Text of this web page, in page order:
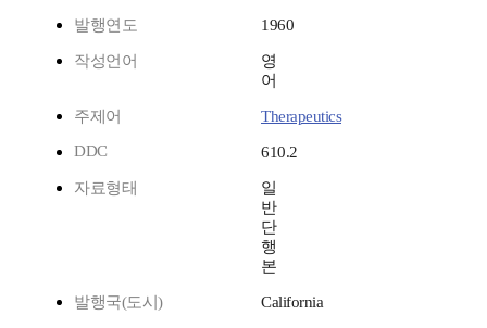
발행연도 1960
작성언어
영
어
주제어
Therapeutics
DDC
610.2
자료형태
일
반
단
행
본
발행국(도시) California